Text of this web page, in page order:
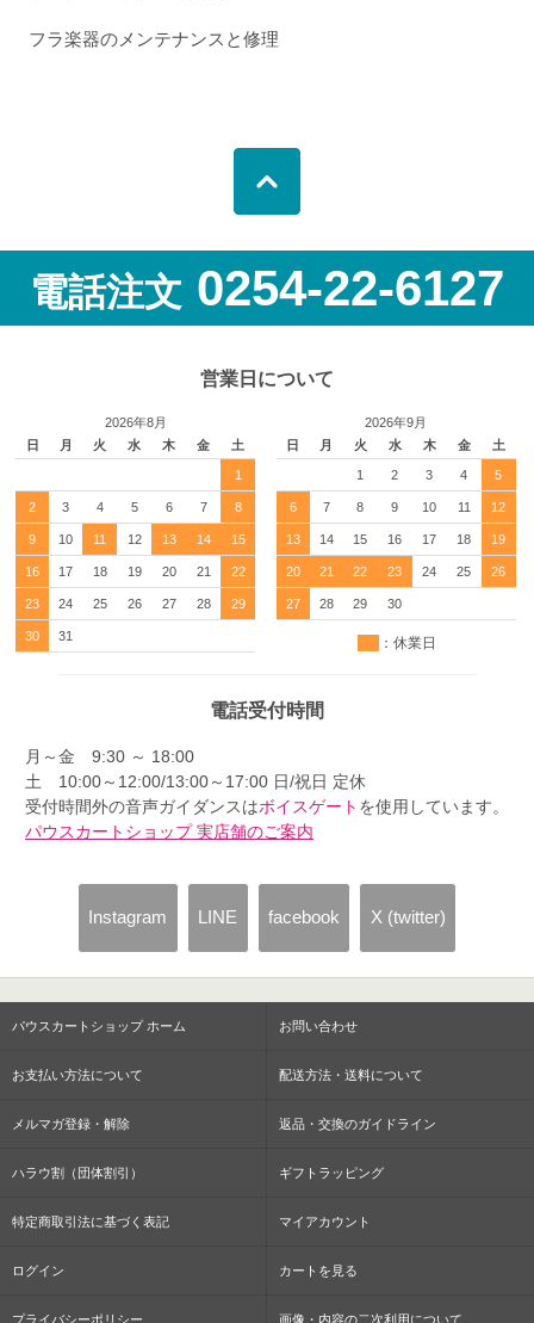
フラ楽器のメンテナンスと修理
電話注文 0254-22-6127
営業日について
2026年8月
日
月 火 水 木 金 土
1
2 3 4 5 6 7 8
9 10 11 12 13 14 15
16 17 18 19 20 21 22
23 24 25 26 27 28 29
30 31
2026年9月
日
月 火 水 木 金 土
1 2 3 4 5
6 7 8 9 10 11 12
13 14 15 16 17 18 19
20 21 22 23 24 25 26
27 28 29 30
：休業日
電話受付時間
月～金 9:30 ～ 18:00
土 10:00～12:00/13:00～17:00 日/祝日 定休
受付時間外の音声ガイダンスはボイスゲート を使用しています。
パウスカートショップ 実店舗のご案内
Instagram LINE facebook X (twitter)
パウスカートショップ ホーム お問い合わせ
お支払い方法について 配送方法・送料について
メルマガ登録・解除 返品・交換のガイドライン
ハラウ割（団体割引） ギフトラッピング
特定商取引法に基づく表記 マイアカウント
ログイン カートを見る
プライバシーポリシー 画像・内容の二次利用について